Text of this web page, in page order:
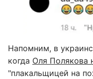
Напомним, в
когда Оля Полякова
"плакальщицей на